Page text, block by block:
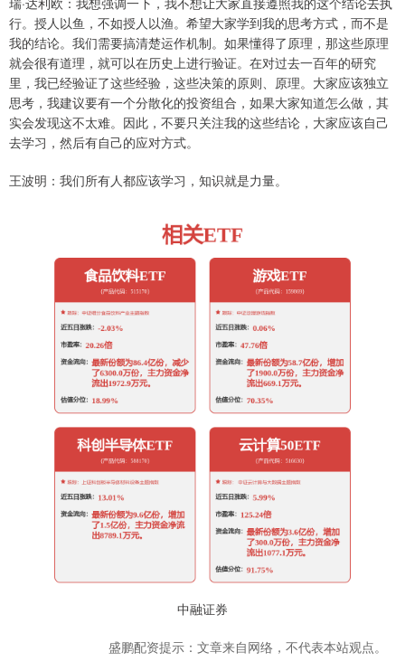
行。授人以鱼，不如授人以渔。希望大家学到我的思考方式，而不是
我的结论。我们需要搞清楚运作机制。如果懂得了原理，那这些原理
就会很有道理，就可以在历史上进行验证。在对过去一百年的研究
里，我已经验证了这些经验，这些决策的原则、原理。大家应该独立
思考，我建议要有一个分散化的投资组合，如果大家知道怎么做，其
实会发现这不太难。因此，不要只关注我的这些结论，大家应该自己
去学习，然后有自己的应对方式。
王波明：我们所有人都应该学习，知识就是力量。
中融证券
盛鹏配资提示：文章来自网络，不代表本站观点。